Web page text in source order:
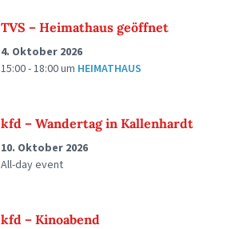
TVS – Heimathaus geöffnet
4. Oktober 2026
15:00 - 18:00um HEIMATHAUS
kfd – Wandertag in Kallenhardt
10. Oktober 2026
All-day event
kfd – Kinoabend